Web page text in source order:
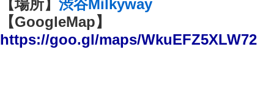
【場所】 渋谷Milkyway
【GoogleMap】
https://goo.gl/maps/WkuEFZ5XLW72